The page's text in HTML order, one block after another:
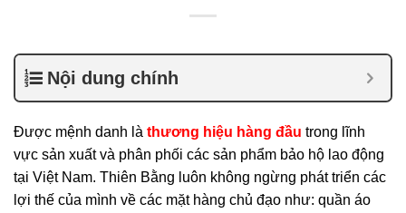
Nội dung chính
Được mệnh danh là thương hiệu hàng đầu trong lĩnh
vực sản xuất và phân phối các sản phẩm bảo hộ lao động
tại Việt Nam. Thiên Bằng luôn không ngừng phát triển các
lợi thế của mình về các mặt hàng chủ đạo như: quần áo